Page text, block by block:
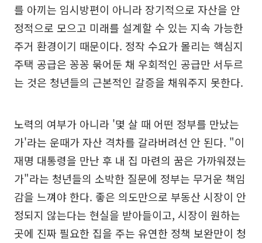
를 아끼는 임시방편이 아니라 장기적으로 자산을 안
정적으로 모으고 미래를 설계할 수 있는 지속 가능한
주거 환경이기 때문이다. 정작 수요가 몰리는 핵심지
주택 공급은 꽁꽁 묶어둔 채 우회적인 공급만 서두르
는 것은 청년들의 근본적인 갈증을 채워주지 못한다.
노력의 여부가 아니라 '몇 살 때 어떤 정부를 만났는
가'라는 운때가 자산 격차를 갈라버려선 안 된다. "이
재명 대통령을 만난 후 내 집 마련의 꿈은 가까워졌는
가"라는 청년들의 소박한 질문에 정부는 무거운 책임
감을 느껴야 한다. 좋은 의도만으로 부동산 시장이 안
정되지 않는다는 현실을 받아들이고, 시장이 원하는
곳에 진짜 필요한 집을 주는 유연한 정책 보완만이 청